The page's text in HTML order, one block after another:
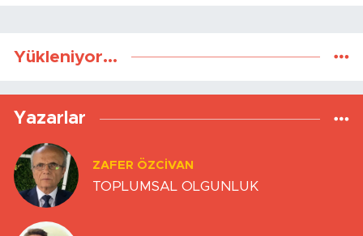
Yükleniyor...
Yazarlar
ZAFER ÖZCIVAN
TOPLUMSAL OLGUNLUK